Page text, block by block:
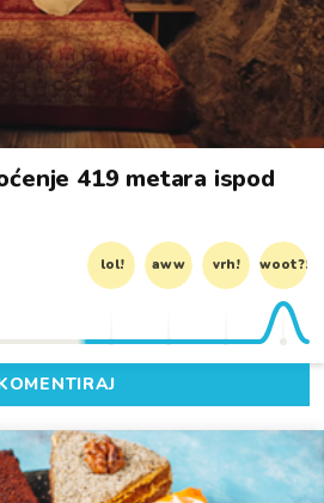
419 metara ispod
lol! aww vrh! woot?!